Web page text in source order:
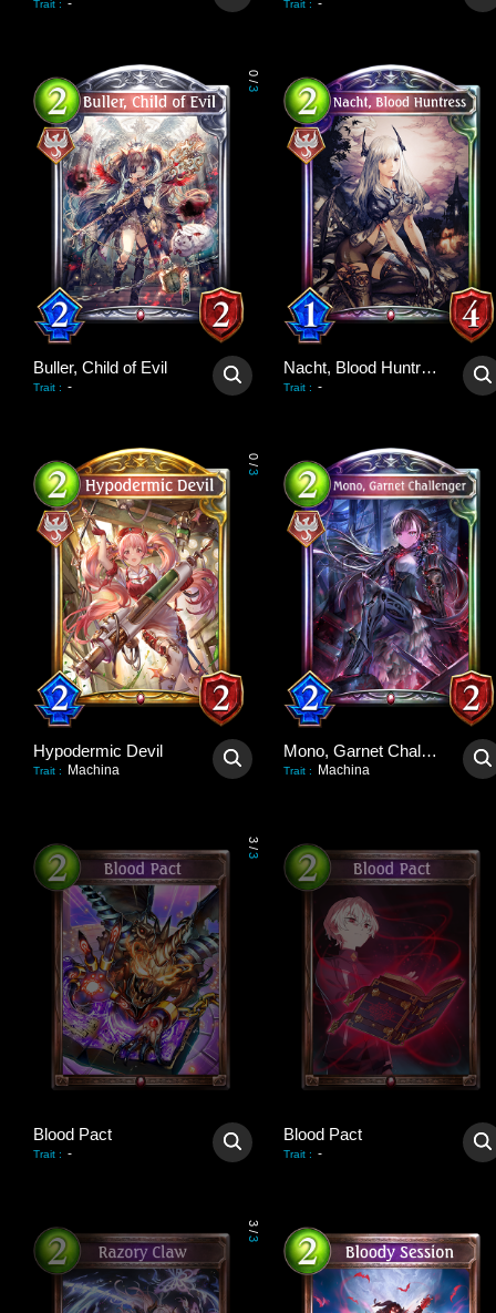
Trait : - Trait : -
0
/
3
Buller, Child of Evil
Trait : -
Nacht, Blood Huntress
Trait : -
0
/
3
Hypodermic Devil
Trait : Machina
Mono, Garnet Challenger
Trait : Machina
3
/
3
Blood Pact
Trait : -
Blood Pact
Trait : -
3
/
3